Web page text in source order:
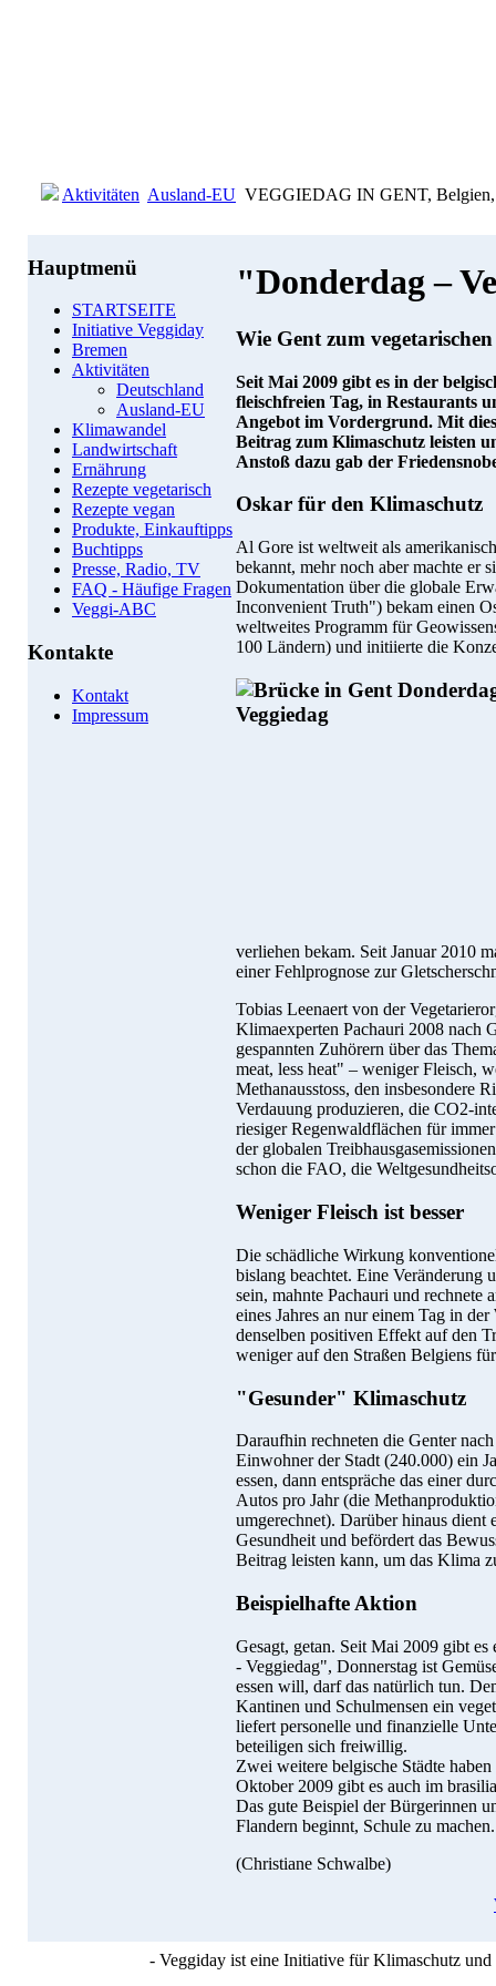
Aktivitäten Ausland-EU VEGGIEDAG IN GENT, Belgien,
Hauptmenü
STARTSEITE
Initiative Veggiday
Bremen
Aktivitäten
Deutschland
Ausland-EU
Klimawandel
Landwirtschaft
Ernährung
Rezepte vegetarisch
Rezepte vegan
Produkte, Einkauftipps
Buchtipps
Presse, Radio, TV
FAQ - Häufige Fragen
Veggi-ABC
Kontakte
Kontakt
Impressum
"Donderdag –
Wie Gent zum
Seit Mai 2009 gibt es in der
fleischfreien Tag, in Restaurants
Angebot im Vordergrund. Mit
Beitrag zum Klimaschutz leisten
Anstoß dazu gab der
Oskar für den Klimaschutz
Al Gore ist weltweit als
bekannt, mehr noch aber machte er
Dokumentation über die globale
Inconvenient Truth") bekam einen
weltweites Programm für
100 Ländern) und initiierte die
verliehen bekam. Seit Januar 2010
einer Fehlprognose zur
Tobias Leenaert von der
Klimaexperten Pachauri 2008 nach
gespannten Zuhörern über das
meat, less heat" – weniger Fleisch,
Methanausstoss, den insbesondere
Verdauung produzieren, die CO2-
riesiger Regenwaldflächen für
der globalen
schon die FAO, die
Weniger Fleisch ist besser
Die schädliche Wirkung
bislang beachtet. Eine Veränderung
sein, mahnte Pachauri und
eines Jahres an nur einem Tag in
denselben positiven Effekt auf den
weniger auf den Straßen Belgiens
"Gesunder" Klimaschutz
Daraufhin rechneten die Genter
Einwohner der Stadt (240.000) ein
essen, dann entspräche das einer
Autos pro Jahr (die
umgerechnet). Darüber hinaus dient
Gesundheit und befördert das
Beitrag leisten kann, um das Klima
Beispielhafte Aktion
Gesagt, getan. Seit Mai 2009 gibt
- Veggiedag", Donnerstag ist
essen will, darf das natürlich tun.
Kantinen und Schulmensen ein
liefert personelle und finanzielle
beteiligen sich freiwillig.
Zwei weitere belgische Städte
Oktober 2009 gibt es auch im
Das gute Beispiel der Bürgerinnen
Flandern beginnt, Schule zu machen.
(Christiane Schwalbe)
- Veggiday ist eine Initiative für Klimaschutz